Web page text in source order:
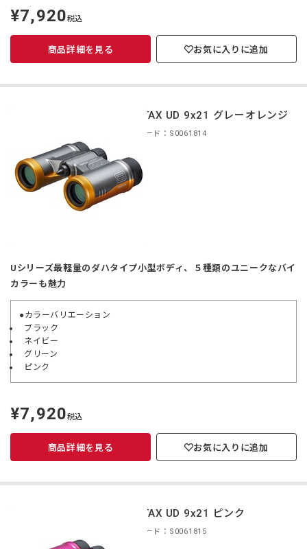
定
価
¥7,920税込
商品詳細を見る お気に入りに追加
PENTAX UD 9x21 グレーオレンジ
商品コード：S0061814
Uシリーズ最軽量のダハタイプ小型ボディ、５種類のユニークなバイ
カラーも魅力
●カラーバリエーション
ブラック
ネイビー
グリーン
ピンク
定
価
¥7,920税込
商品詳細を見る お気に入りに追加
PENTAX UD 9x21 ピンク
商品コード：S0061815